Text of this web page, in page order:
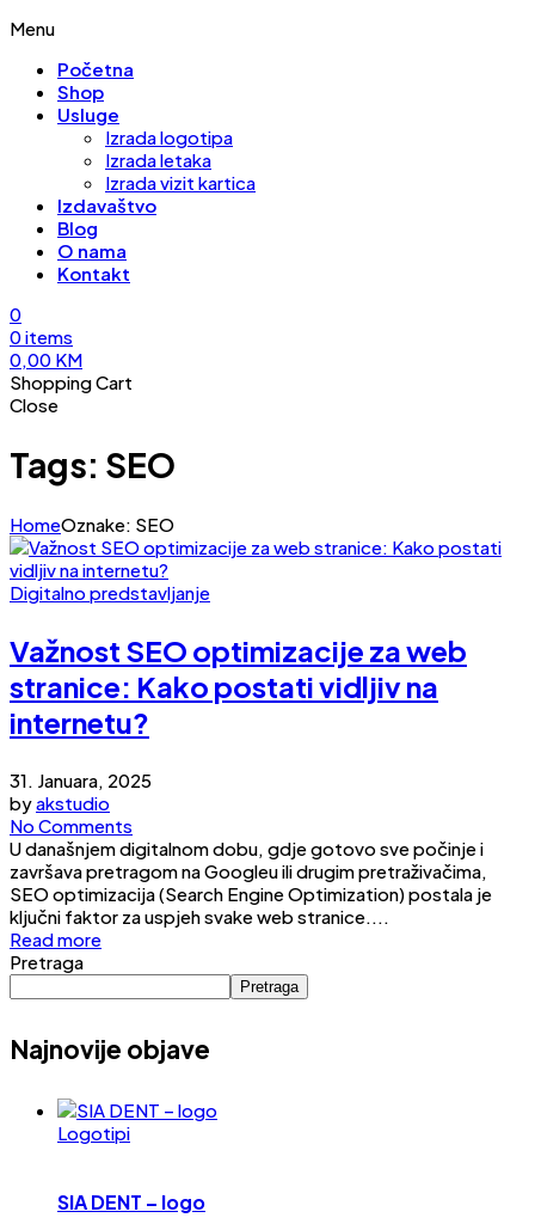
Menu
Početna
Shop
Usluge
Izrada logotipa
Izrada letaka
Izrada vizit kartica
Izdavaštvo
Blog
O nama
Kontakt
0
0items
0,00 KM
Shopping Cart
Close
Tags: SEO
HomeOznake: SEO
Digitalno predstavljanje
Važnost SEO optimizacije za web
stranice: Kako postati vidljiv na
internetu?
31. Januara, 2025
byakstudio
No Comments
U današnjem digitalnom dobu, gdje gotovo sve počinje i
završava pretragom na Googleu ili drugim pretraživačima,
SEO optimizacija (Search Engine Optimization) postala je
ključni faktor za uspjeh svake web stranice....
Read more
Pretraga
Pretraga
Najnovije objave
Logotipi
SIA DENT – logo